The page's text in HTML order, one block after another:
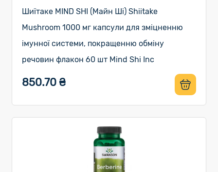
Шиїтаке MIND SHI (Майн Ші) Shiitake
Mushroom 1000 мг капсули для зміцненню
імунної системи, покращенню обміну
речовин флакон 60 шт Mind Shi Inc
850.70 ₴